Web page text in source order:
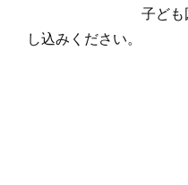
子ども図書室カ
し込みください。